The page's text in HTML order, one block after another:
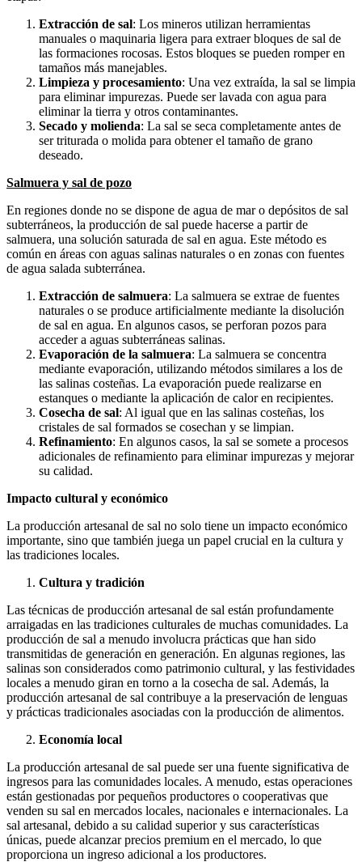
Extracción de sal: Los mineros utilizan herramientas
manuales o maquinaria ligera para extraer bloques de sal de
las formaciones rocosas. Estos bloques se pueden romper en
tamaños más manejables.
Limpieza y procesamiento: Una vez extraída, la sal se limpia
para eliminar impurezas. Puede ser lavada con agua para
eliminar la tierra y otros contaminantes.
Secado y molienda: La sal se seca completamente antes de
ser triturada o molida para obtener el tamaño de grano
deseado.
Salmuera y sal de pozo
En regiones donde no se dispone de agua de mar o depósitos de sal
subterráneos, la producción de sal puede hacerse a partir de
salmuera, una solución saturada de sal en agua. Este método es
común en áreas con aguas salinas naturales o en zonas con fuentes
de agua salada subterránea.
Extracción de salmuera: La salmuera se extrae de fuentes
naturales o se produce artificialmente mediante la disolución
de sal en agua. En algunos casos, se perforan pozos para
acceder a aguas subterráneas salinas.
Evaporación de la salmuera: La salmuera se concentra
mediante evaporación, utilizando métodos similares a los de
las salinas costeñas. La evaporación puede realizarse en
estanques o mediante la aplicación de calor en recipientes.
Cosecha de sal: Al igual que en las salinas costeñas, los
cristales de sal formados se cosechan y se limpian.
Refinamiento: En algunos casos, la sal se somete a procesos
adicionales de refinamiento para eliminar impurezas y mejorar
su calidad.
Impacto cultural y económico
La producción artesanal de sal no solo tiene un impacto económico
importante, sino que también juega un papel crucial en la cultura y
las tradiciones locales.
Cultura y tradición
Las técnicas de producción artesanal de sal están profundamente
arraigadas en las tradiciones culturales de muchas comunidades. La
producción de sal a menudo involucra prácticas que han sido
transmitidas de generación en generación. En algunas regiones, las
salinas son considerados como patrimonio cultural, y las festividades
locales a menudo giran en torno a la cosecha de sal. Además, la
producción artesanal de sal contribuye a la preservación de lenguas
y prácticas tradicionales asociadas con la producción de alimentos.
Economía local
La producción artesanal de sal puede ser una fuente significativa de
ingresos para las comunidades locales. A menudo, estas operaciones
están gestionadas por pequeños productores o cooperativas que
venden su sal en mercados locales, nacionales e internacionales. La
sal artesanal, debido a su calidad superior y sus características
únicas, puede alcanzar precios premium en el mercado, lo que
proporciona un ingreso adicional a los productores.